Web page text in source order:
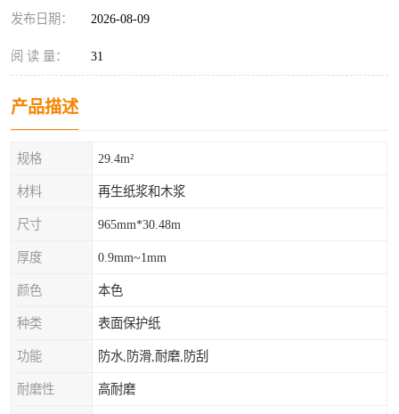
发布日期： 2026-08-09
阅 读 量： 31
产品描述
规格 29.4m²
材料 再生纸浆和木浆
尺寸 965mm*30.48m
厚度 0.9mm~1mm
颜色 本色
种类 表面保护纸
功能 防水,防滑,耐磨,防刮
耐磨性 高耐磨